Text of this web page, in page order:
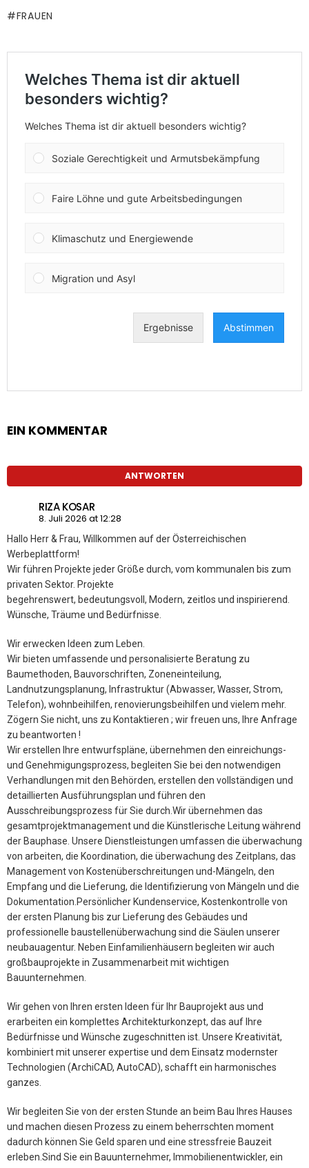
FRAUEN
EIN KOMMENTAR
ANTWORTEN
RIZA KOSAR
8. Juli 2026 at 12:28
Hallo Herr & Frau, Willkommen auf der Österreichischen
Werbeplattform!
Wir führen Projekte jeder Größe durch, vom kommunalen bis zum
privaten Sektor. Projekte
begehrenswert, bedeutungsvoll, Modern, zeitlos und inspirierend.
Wünsche, Träume und Bedürfnisse.
Wir erwecken Ideen zum Leben.
Wir bieten umfassende und personalisierte Beratung zu
Baumethoden, Bauvorschriften, Zoneneinteilung,
Landnutzungsplanung, Infrastruktur (Abwasser, Wasser, Strom,
Telefon), wohnbeihilfen, renovierungsbeihilfen und vielem mehr.
Zögern Sie nicht, uns zu Kontaktieren ; wir freuen uns, Ihre Anfrage
zu beantworten !
Wir erstellen Ihre entwurfspläne, übernehmen den einreichungs-
und Genehmigungsprozess, begleiten Sie bei den notwendigen
Verhandlungen mit den Behörden, erstellen den vollständigen und
detaillierten Ausführungsplan und führen den
Ausschreibungsprozess für Sie durch.Wir übernehmen das
gesamtprojektmanagement und die Künstlerische Leitung während
der Bauphase. Unsere Dienstleistungen umfassen die überwachung
von arbeiten, die Koordination, die überwachung des Zeitplans, das
Management von Kostenüberschreitungen und-Mängeln, den
Empfang und die Lieferung, die Identifizierung von Mängeln und die
Dokumentation.Persönlicher Kundenservice, Kostenkontrolle von
der ersten Planung bis zur Lieferung des Gebäudes und
professionelle baustellenüberwachung sind die Säulen unserer
neubauagentur. Neben Einfamilienhäusern begleiten wir auch
großbauprojekte in Zusammenarbeit mit wichtigen
Bauunternehmen.
Wir gehen von Ihren ersten Ideen für Ihr Bauprojekt aus und
erarbeiten ein komplettes Architekturkonzept, das auf Ihre
Bedürfnisse und Wünsche zugeschnitten ist. Unsere Kreativität,
kombiniert mit unserer expertise und dem Einsatz modernster
Technologien (ArchiCAD, AutoCAD), schafft ein harmonisches
ganzes.
Wir begleiten Sie von der ersten Stunde an beim Bau Ihres Hauses
und machen diesen Prozess zu einem beherrschten moment
dadurch können Sie Geld sparen und eine stressfreie Bauzeit
erleben.Sind Sie ein Bauunternehmer, Immobilienentwickler, ein